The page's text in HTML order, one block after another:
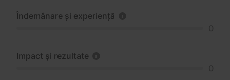
Îndemânare și experiență
Impact și rezultate